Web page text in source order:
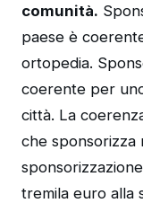
comunità.
paese è
ortopedia.
coerente per
città. La
che sponsorizza
tremila euro alla